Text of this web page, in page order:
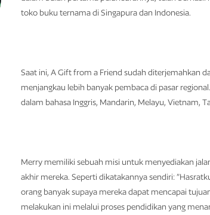
toko buku ternama di Singapura dan Indonesia.
Saat ini, A Gift from a Friend sudah diterjemahkan
menjangkau lebih banyak pembaca di pasar
dalam bahasa Inggris, Mandarin, Melayu, Vietnam,
Merry memiliki sebuah misi untuk menyediakan
akhir mereka. Seperti dikatakannya sendiri:
orang banyak supaya mereka dapat mencapai
melakukan ini melalui proses pendidikan yang